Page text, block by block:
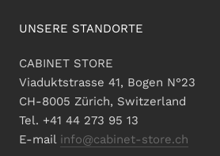
UNSERE STANDORTE
CABINET STORE
Viaduktstrasse 41, Bogen N°23
CH-8005 Zürich, Switzerland
Tel. +41 44 273 95 13
E-mail info@cabinet-store.ch